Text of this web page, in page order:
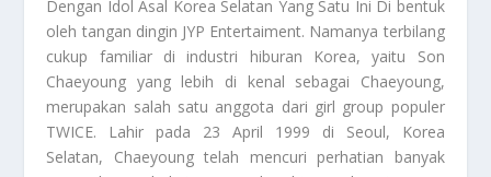
Dengan Idol Asal Korea Selatan Yang Satu Ini Di bentuk
oleh tangan dingin JYP Entertaiment. Namanya terbilang
cukup familiar di industri hiburan Korea, yaitu Son
Chaeyoung yang lebih di kenal sebagai Chaeyoung,
merupakan salah satu anggota dari girl group populer
TWICE. Lahir pada 23 April 1999 di Seoul, Korea
Selatan, Chaeyoung telah mencuri perhatian banyak